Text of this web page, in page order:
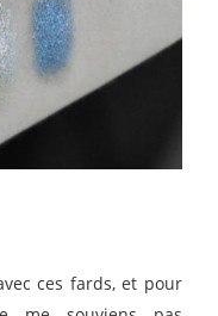
ces fards, et pour